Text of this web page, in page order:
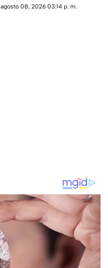
preventiva le encontraran un
agosto 08, 2026 03:14 p. m.